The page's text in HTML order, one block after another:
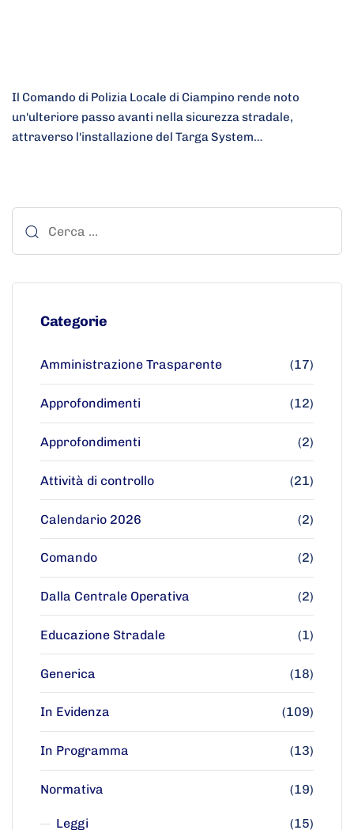
Il Comando di Polizia Locale di Ciampino rende noto
un'ulteriore passo avanti nella sicurezza stradale,
attraverso l'installazione del Targa System…
Categorie
Amministrazione Trasparente (17)
Approfondimenti (12)
Approfondimenti (2)
Attività di controllo (21)
Calendario 2026 (2)
Comando (2)
Dalla Centrale Operativa (2)
Educazione Stradale (1)
Generica (18)
In Evidenza (109)
In Programma (13)
Normativa (19)
Leggi (15)